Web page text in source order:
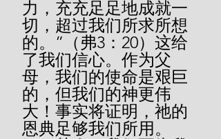
力，充充足足地成就一
切，超过我们所求所想
的。”（弗3：20）这给
了我们信心。作为父
母，我们的使命是艰巨
的，但我们的神更伟
大！事实将证明，祂的
恩典足够我们所用。